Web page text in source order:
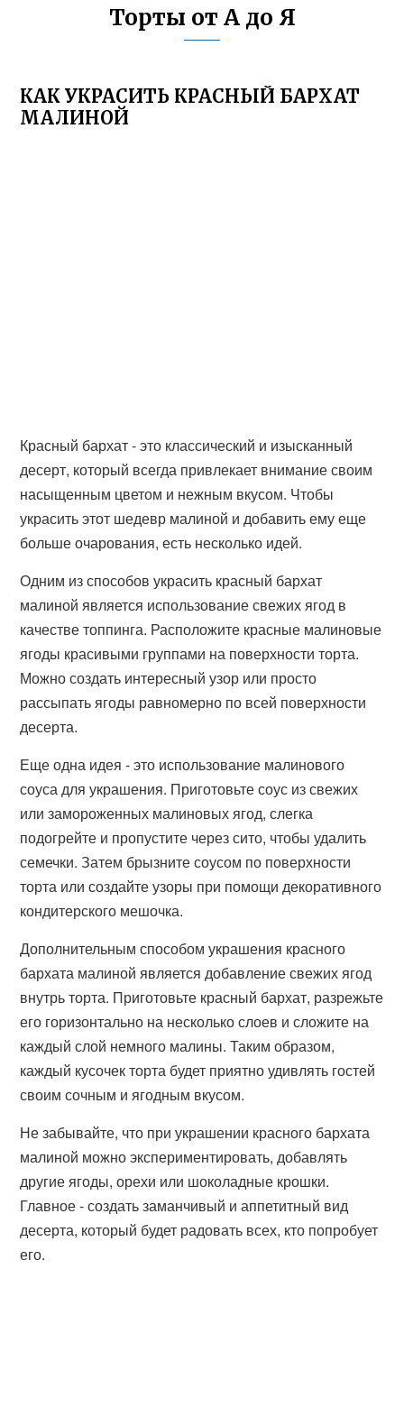
Торты от А до Я
КАК УКРАСИТЬ КРАСНЫЙ БАРХАТ
МАЛИНОЙ
Красный бархат - это классический и изысканный
десерт, который всегда привлекает внимание своим
насыщенным цветом и нежным вкусом. Чтобы
украсить этот шедевр малиной и добавить ему еще
больше очарования, есть несколько идей.
Одним из способов украсить красный бархат
малиной является использование свежих ягод в
качестве топпинга. Расположите красные малиновые
ягоды красивыми группами на поверхности торта.
Можно создать интересный узор или просто
рассыпать ягоды равномерно по всей поверхности
десерта.
Еще одна идея - это использование малинового
соуса для украшения. Приготовьте соус из свежих
или замороженных малиновых ягод, слегка
подогрейте и пропустите через сито, чтобы удалить
семечки. Затем брызните соусом по поверхности
торта или создайте узоры при помощи декоративного
кондитерского мешочка.
Дополнительным способом украшения красного
бархата малиной является добавление свежих ягод
внутрь торта. Приготовьте красный бархат, разрежьте
его горизонтально на несколько слоев и сложите на
каждый слой немного малины. Таким образом,
каждый кусочек торта будет приятно удивлять гостей
своим сочным и ягодным вкусом.
Не забывайте, что при украшении красного бархата
малиной можно экспериментировать, добавлять
другие ягоды, орехи или шоколадные крошки.
Главное - создать заманчивый и аппетитный вид
десерта, который будет радовать всех, кто попробует
его.